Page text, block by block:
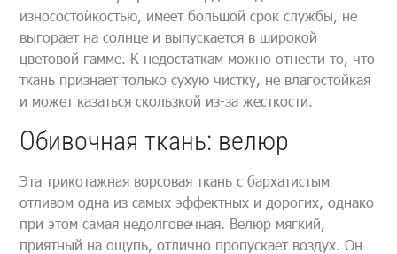
износостойкостью, имеет большой срок службы, не
выгорает на солнце и выпускается в широкой
цветовой гамме. К недостаткам можно отнести то, что
ткань признает только сухую чистку, не влагостойкая
и может казаться скользкой из-за жесткости.
Обивочная ткань: велюр
Эта трикотажная ворсовая ткань с бархатистым
отливом одна из самых эффектных и дорогих, однако
при этом самая недолговечная. Велюр мягкий,
приятный на ощупь, отлично пропускает воздух. Он